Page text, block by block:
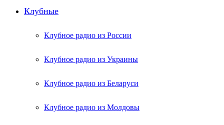
Клубные
Клубное радио из России
Клубное радио из Украины
Клубное радио из Беларуси
Клубное радио из Молдовы